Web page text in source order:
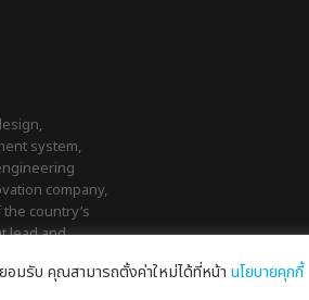
system,
company,
country’s
lead and
region.
อมรับ คุณสามารถตั้งค่าใหม่ได้ที่หน้า นโยบายคุกกี้